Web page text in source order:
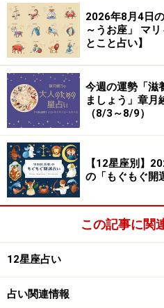
◇おうし座（4月20日
12星座の中でも、もっとも
がおうし座生まれ。天王星の
球よりもずっと遠くにあるた
だ予兆のような状態ですが
変わらなければいけないと気
おうし座のあなたは実直な性
続けることに意義とやりが
が、ただの繰り返しでは行
来ないアレンジや発想の転換
ドが開けます。考え方や感性
◇ふたご座(５月21日
これまで天王星は、よいチ
2026年8月4日
～うお座」 マ
とこと占い】
今週の運勢「滋
ましょう」章月
（8/3～8/9）
【12星座別】
の「もぐもぐ開
この記事に関
12星座占い
占い関連情報